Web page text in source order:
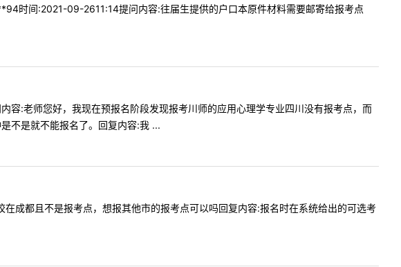
时间:2021-09-2611:14提问内容:往届生提供的户口本原件材料需要邮寄给报考点
:老师您好，我现在预报名阶段发现报考川师的应用心理学专业四川没有报考点，而
不是就不能报名了。回复内容:我 ...
都且不是报考点，想报其他市的报考点可以吗回复内容:报名时在系统给出的可选考